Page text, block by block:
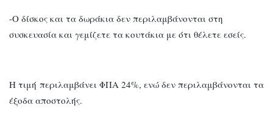
-Ο δίσκος και τα δωράκια δεν περιλαμβάνονται στη
συσκευασία και γεμίζετε τα κουτάκια με ότι θέλετε εσείς.
Η τιμή περιλαμβάνει ΦΠΑ 24%, ενώ δεν περιλαμβάνονται τα
έξοδα αποστολής.